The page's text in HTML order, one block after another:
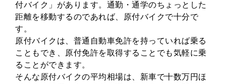
付バイク」があります。通勤・通学のちょっとした
距離を移動するのであれば、原付バイクで十分で
す。
原付バイクは、普通自動車免許を持っていれば乗る
こともでき、原付免許を取得することでも気軽に乗
ることができます。
そんな原付バイクの平均相場は、新車で十数万円ほ